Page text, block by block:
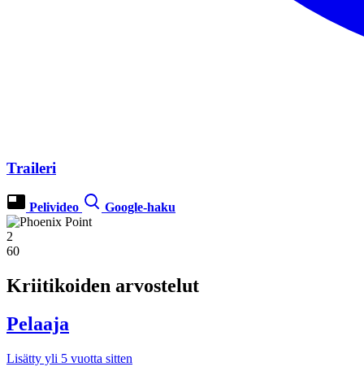
Traileri
Pelivideo Google-haku
2
60
Kriitikoiden arvostelut
Pelaaja
Lisätty yli 5 vuotta sitten